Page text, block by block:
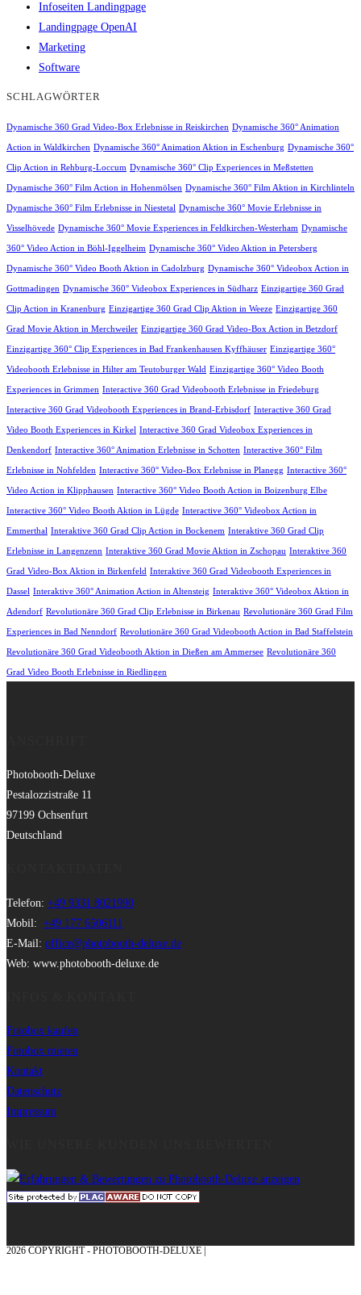
Infoseiten Landingpage
Landingpage OpenAI
Marketing
Software
SCHLAGWÖRTER
Dynamische 360 Grad Video-Box Erlebnisse in Reiskirchen Dynamische 360° Animation
Action in Waldkirchen Dynamische 360° Animation Aktion in Eschenburg Dynamische 360°
Clip Action in Rehburg-Loccum Dynamische 360° Clip Experiences in Meßstetten
Dynamische 360° Film Action in Hohenmölsen Dynamische 360° Film Aktion in Kirchlinteln
Dynamische 360° Film Erlebnisse in Niestetal Dynamische 360° Movie Erlebnisse in
Visselhövede Dynamische 360° Movie Experiences in Feldkirchen-Westerham Dynamische
360° Video Action in Böhl-Iggelheim Dynamische 360° Video Aktion in Petersberg
Dynamische 360° Video Booth Aktion in Cadolzburg Dynamische 360° Videobox Action in
Gottmadingen Dynamische 360° Videobox Experiences in Südharz Einzigartige 360 Grad
Clip Action in Kranenburg Einzigartige 360 Grad Clip Aktion in Weeze Einzigartige 360
Grad Movie Aktion in Merchweiler Einzigartige 360 Grad Video-Box Action in Betzdorf
Einzigartige 360° Clip Experiences in Bad Frankenhausen Kyffhäuser Einzigartige 360°
Videobooth Erlebnisse in Hilter am Teutoburger Wald Einzigartige 360° Video Booth
Experiences in Grimmen Interactive 360 Grad Videobooth Erlebnisse in Friedeburg
Interactive 360 Grad Videobooth Experiences in Brand-Erbisdorf Interactive 360 Grad
Video Booth Experiences in Kirkel Interactive 360 Grad Videobox Experiences in
Denkendorf Interactive 360° Animation Erlebnisse in Schotten Interactive 360° Film
Erlebnisse in Nohfelden Interactive 360° Video-Box Erlebnisse in Planegg Interactive 360°
Video Action in Klipphausen Interactive 360° Video Booth Action in Boizenburg Elbe
Interactive 360° Video Booth Aktion in Lügde Interactive 360° Videobox Action in
Emmerthal Interaktive 360 Grad Clip Action in Bockenem Interaktive 360 Grad Clip
Erlebnisse in Langenzenn Interaktive 360 Grad Movie Aktion in Zschopau Interaktive 360
Grad Video-Box Aktion in Birkenfeld Interaktive 360 Grad Videobooth Experiences in
Dassel Interaktive 360° Animation Action in Altensteig Interaktive 360° Videobox Aktion in
Adendorf Revolutionäre 360 Grad Clip Erlebnisse in Birkenau Revolutionäre 360 Grad Film
Experiences in Bad Nenndorf Revolutionäre 360 Grad Videobooth Action in Bad Staffelstein
Revolutionäre 360 Grad Videobooth Aktion in Dießen am Ammersee Revolutionäre 360
Grad Video Booth Erlebnisse in Riedlingen
Photobooth-Deluxe
Pestalozzistraße 11
97199 Ochsenfurt
Deutschland
Telefon: +49 9331 8021990
Mobil: +49 177 6506111
E-Mail: office@photobooth-deluxe.de
Web: www.photobooth-deluxe.de
Fotobox kaufen
Fotobox mieten
Kontakt
Datenschutz
Impressum
2026 COPYRIGHT - PHOTOBOOTH-DELUXE |